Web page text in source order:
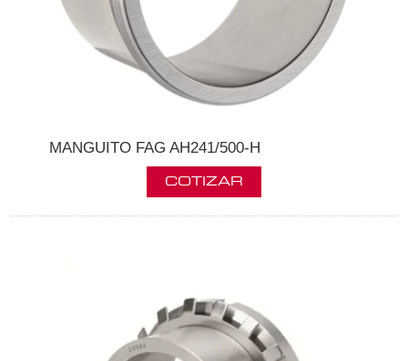
MANGUITO FAG AH241/500-H